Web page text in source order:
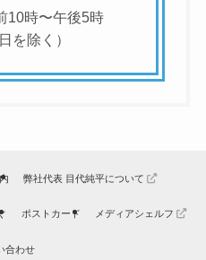
10時〜午後5時
を除く）
弊社代表 目代純平について
ポストカード メディアシェルフ
合わせ